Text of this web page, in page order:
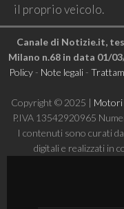
il proprio veicolo.
Canale di Notizie.it,
Milano n.68 in data 01/
Policy- Note legali-
Copyright © 2025 | Motori
P.IVA 13542920965
I contenuti sono curati
digitali e realizzati in